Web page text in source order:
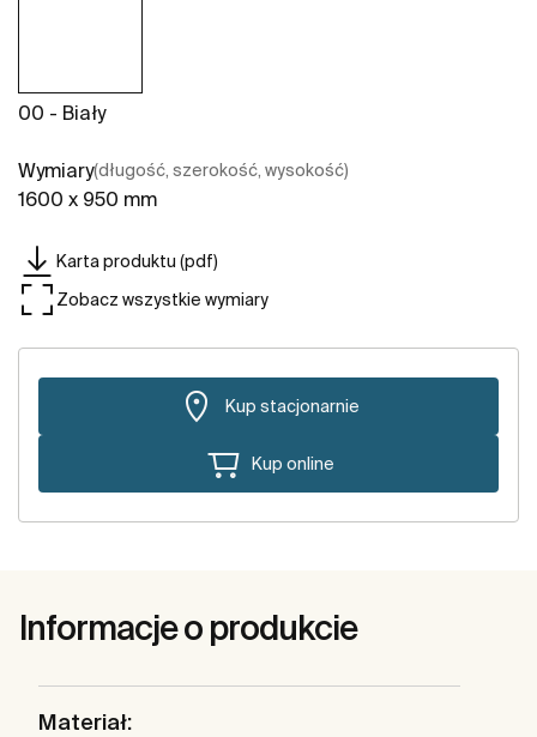
00 - Biały
Wymiary(długość, szerokość, wysokość)
1600 x 950 mm
Karta produktu (pdf)
Zobacz wszystkie wymiary
Kup stacjonarnie
Kup online
Informacje o produkcie
Materiał: